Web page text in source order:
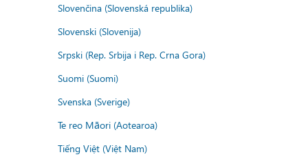
Slovenčina (Slovenská republika)
Slovenski (Slovenija)
Srpski (Rep. Srbija i Rep. Crna Gora)
Suomi (Suomi)
Svenska (Sverige)
Te reo Māori (Aotearoa)
Tiếng Việt (Việt Nam)